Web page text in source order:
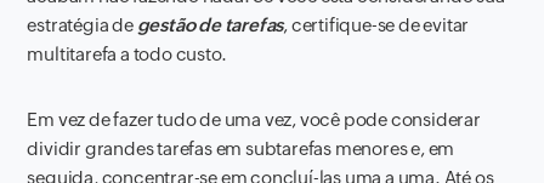
estratégia de gestão de tarefas, certifique-se de evitar
multitarefa a todo custo.
Em vez de fazer tudo de uma vez, você pode considerar
dividir grandes tarefas em subtarefas menores e, em
seguida, concentrar-se em concluí-las uma a uma. Até os